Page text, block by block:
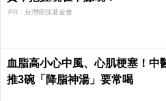
PR．台灣癌症基金會
血脂高小心中風、心肌梗塞！中
推3碗「降脂神湯」要常喝